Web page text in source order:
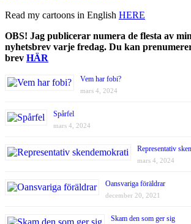
Read my cartoons in English HERE
OBS! Jag publicerar numera de flesta av
nyhetsbrev varje fredag. Du kan
brev HÄR
Vem har fobi?
mars 4, 2024
Spårfel
mars 4, 2024
Representativ
mars 4, 2024
Oansvariga föräldrar
december 20, 2021
Skam den som ger sig